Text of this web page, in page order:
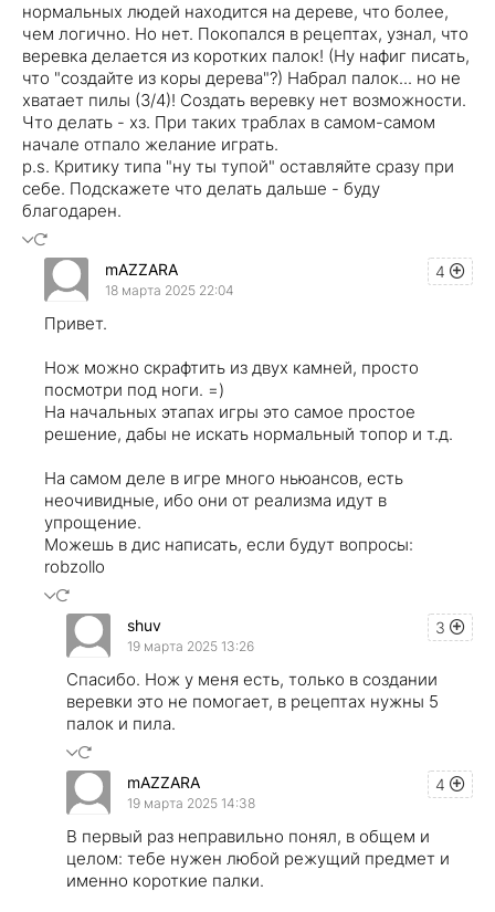
нормальных людей находится на дереве, что более,
чем логично. Но нет. Покопался в рецептах, узнал, что
веревка делается из коротких палок! (Ну нафиг писать,
что "создайте из коры дерева"?) Набрал палок... но не
хватает пилы (3/4)! Создать веревку нет возможности.
Что делать - хз. При таких траблах в самом-самом
начале отпало желание играть.
p.s. Критику типа "ну ты тупой" оставляйте сразу при
себе. Подскажете что делать дальше - буду
благодарен.
4
mAZZARA
18 марта 2025 22:04
Привет.
Нож можно скрафтить из двух камней, просто
посмотри под ноги. =)
На начальных этапах игры это самое простое
решение, дабы не искать нормальный топор и т.д.
На самом деле в игре много ньюансов, есть
неочивидные, ибо они от реализма идут в
упрощение.
Можешь в дис написать, если будут вопросы:
robzollo
3
shuv
19 марта 2025 13:26
Спасибо. Нож у меня есть, только в создании
веревки это не помогает, в рецептах нужны 5
палок и пила.
4
mAZZARA
19 марта 2025 14:38
В первый раз неправильно понял, в общем и
целом: тебе нужен любой режущий предмет и
именно короткие палки.